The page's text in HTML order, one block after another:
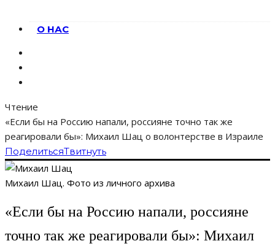
О НАС
Чтение
«Если бы на Россию напали, россияне точно так же
реагировали бы»: Михаил Шац о волонтерстве в Израиле
ПоделитьсяТвитнуть
Михаил Шац. Фото из личного архива
«Если бы на Россию напали, россияне
точно так же реагировали бы»: Михаил